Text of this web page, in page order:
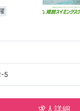
5
求人詳細